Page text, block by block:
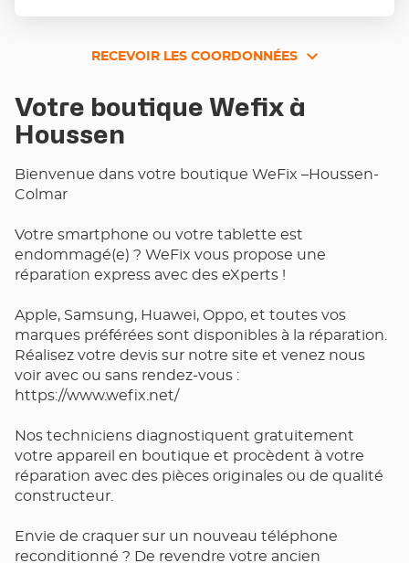
RECEVOIR LES COORDONNÉES
RECEVOIR
COORDONNÉES
Votre boutique Wefix à
Houssen
Bienvenue dans votre boutique WeFix –Houssen-
Colmar
Votre smartphone ou votre tablette est
endommagé(e) ? WeFix vous propose une
réparation express avec des eXperts !
Apple, Samsung, Huawei, Oppo, et toutes vos
marques préférées sont disponibles à la réparation.
Réalisez votre devis sur notre site et venez nous
voir avec ou sans rendez-vous :
https://www.wefix.net/
Nos techniciens diagnostiquent gratuitement
votre appareil en boutique et procèdent à votre
réparation avec des pièces originales ou de qualité
constructeur.
Envie de craquer sur un nouveau téléphone
reconditionné ? De revendre votre ancien